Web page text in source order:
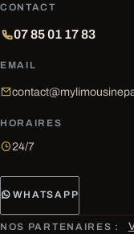
CONTACT
07 85 01 17 83
EMAIL
HORAIRES
24/7
WHATSAPP
NOS PARTENAIRES :